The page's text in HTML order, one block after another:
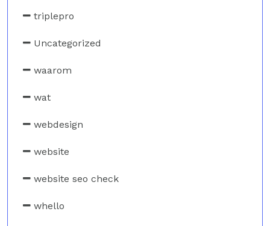
triplepro
Uncategorized
waarom
wat
webdesign
website
website seo check
whello